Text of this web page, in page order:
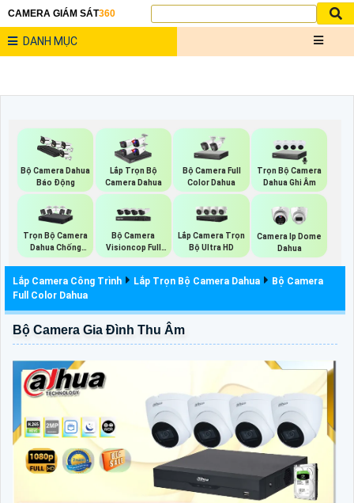
CAMERA GIÁM SÁT360
DANH MỤC
Bộ Camera Dahua
Báo Động
Lắp Trọn Bộ
Camera Dahua
Bộ Camera Full
Color Dahua
Trọn Bộ Camera
Dahua Ghi Âm
Trọn Bộ Camera
Dahua Chống
Trộm
Bộ Camera
Visioncop Full
Color
Lắp Camera Trọn
Bộ Ultra HD
Camera Ip Dome
Dahua
Lắp Camera Công Trình Lắp Trọn Bộ Camera Dahua
Bộ Camera
Full Color Dahua
Bộ Camera Gia Đình Thu Âm